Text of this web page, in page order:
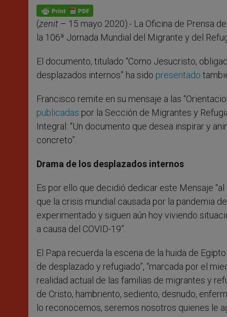
p
p
g
e
r
o
k
(zenit – 15 mayo 2020).- La Oficina de Prensa
la 106ª Jornada Mundial del Migrante y del
El documento, titulado “Como Jesucristo,
desplazados internos” ha sido presentado
Francisco remite en su mensaje a las
publicadas por la Sección de Migrantes y
Integral: “Un documento que desea inspirar y
concreto”.
Drama de los desplazados internos
Es por ello que decidió dedicar este Mensaje
que la crisis mundial causada por la pandemia
experimentado y siguen aún hoy viviendo
a causa del COVID-19”.
El Papa recuerda la escena de la huida de
de desplazado y refugiado”, “marcada por el
realidad actual de las familias de migrantes y
de Cristo, hambriento, sediento, desnudo,
lo reconocemos, seremos nosotros quienes le